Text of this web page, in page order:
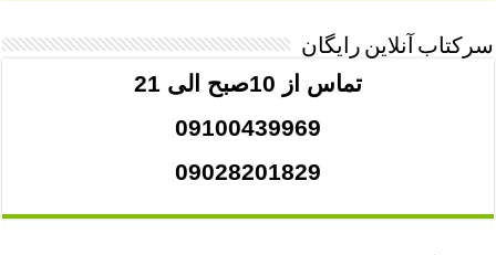
سرکتاب آنلاین رایگان
تماس از 10صبح الی 21
09100439969
09028201829